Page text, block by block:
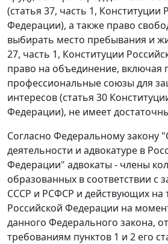
(статья 37, часть 1, Конституции
Федерации), а также право
выбирать место пребывания и
27, часть 1, Конституции
право на объединение, включая
профессиональные союзы для
интересов (статья 30
Федерации), не имеет
Согласно Федеральному закону
деятельности и адвокатуре в
Федерации" адвокаты - члены
образованных в соответствии с
СССР и РСФСР и действующих на
Российской Федерации на
данного Федерального закона,
требованиям пунктов 1 и 2 его